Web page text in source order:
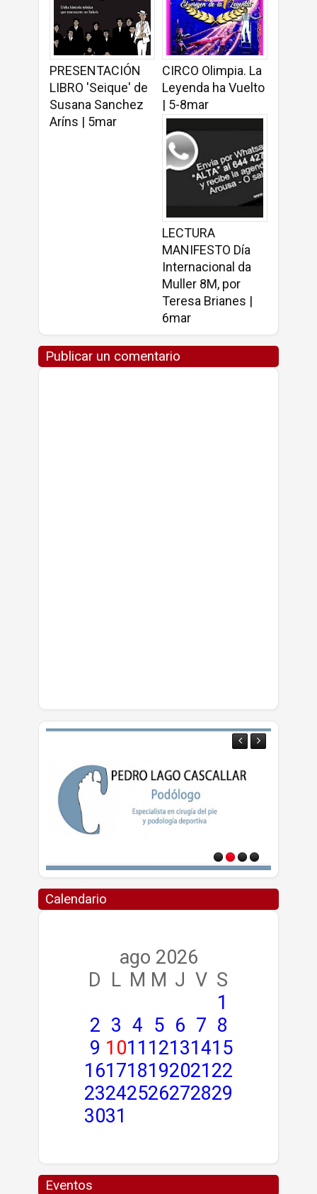
PRESENTACIÓN
LIBRO 'Seique' de
Susana Sanchez
Aríns | 5mar
CIRCO Olimpia. La
Leyenda ha Vuelto
| 5-8mar
LECTURA
MANIFESTO Día
Internacional da
Muller 8M, por
Teresa Brianes |
6mar
Publicar un comentario
Calendario
ago 2026
D
L M M J V S
1
2 3 4 5 6 7 8
9 1011 12131415
161718192021 22
23242526272829
3031
Eventos